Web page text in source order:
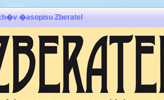
�asopisu Zberatel